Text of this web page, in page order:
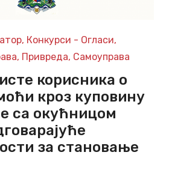
, Конкурси - Огласи,
, Привреда, Самоуправа
корисника о
кроз куповину
са окућницом
за становање